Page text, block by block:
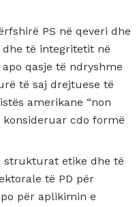
PS në qeveri dhe
të integritetit në
qasje të ndryshme
të saj drejtuese të
amerikane “non
konsideruar cdo formë
strukturat etike dhe të
të PD për
për aplikimin e